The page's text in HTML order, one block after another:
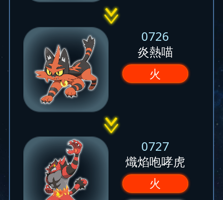
0726
炎熱喵
火
0727
熾焰咆哮虎
火